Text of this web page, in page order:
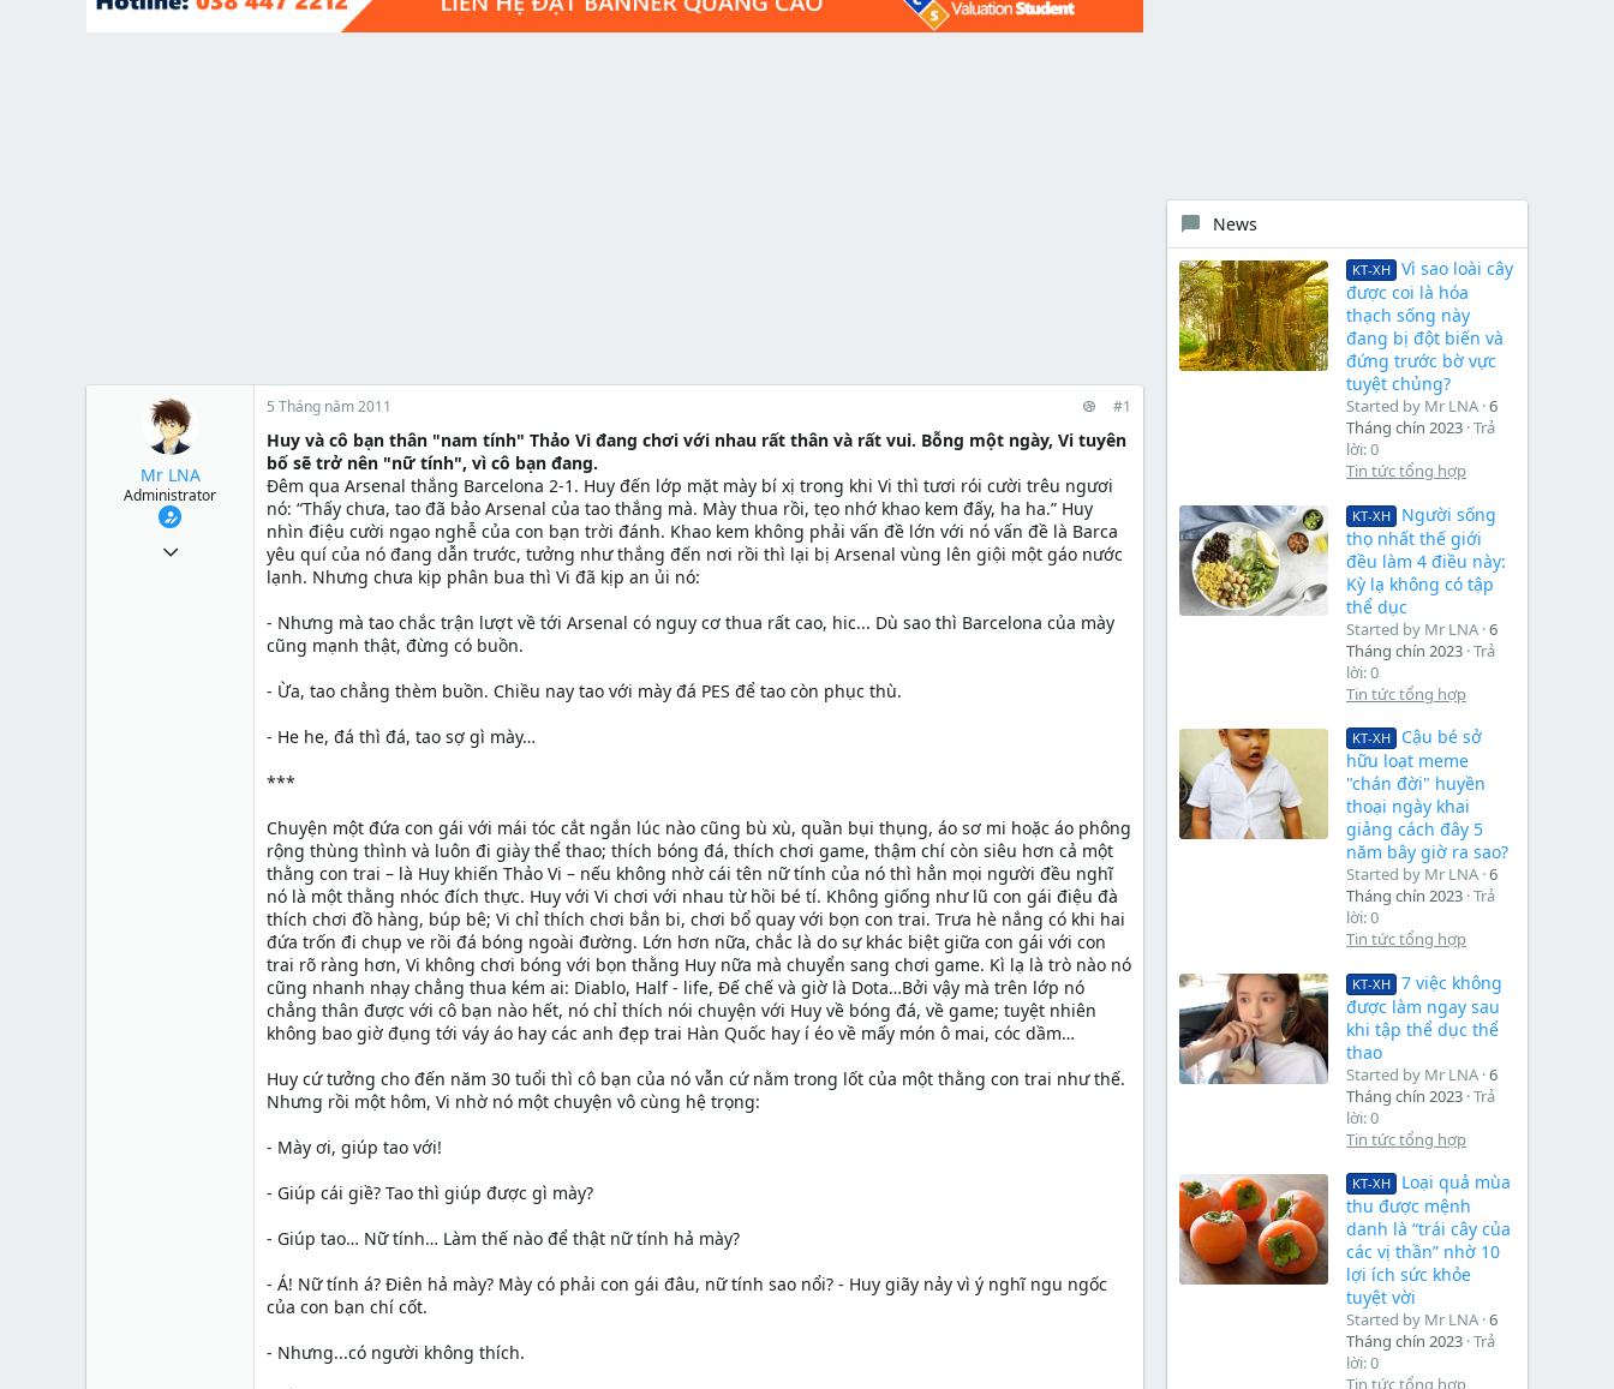
t
Mr LNA
Administrator
5 Tháng năm 2011 #1
Huy và cô bạn thân "nam tính" Thảo Vi đang chơi với nhau rất thân và rất vui. Bỗng một ngày, Vi tuyên
bố sẽ trở nên "nữ tính", vì cô bạn đang.
Đêm qua Arsenal thắng Barcelona 2-1. Huy đến lớp mặt mày bí xị trong khi Vi thì tươi rói cười trêu ngươi
nó: “Thấy chưa, tao đã bảo Arsenal của tao thắng mà. Mày thua rồi, tẹo nhớ khao kem đấy, ha ha.” Huy
nhìn điệu cười ngạo nghễ của con bạn trời đánh. Khao kem không phải vấn đề lớn với nó vấn đề là Barca
yêu quí của nó đang dẫn trước, tưởng như thắng đến nơi rồi thì lại bị Arsenal vùng lên giội một gáo nước
lạnh. Nhưng chưa kịp phân bua thì Vi đã kịp an ủi nó:
- Nhưng mà tao chắc trận lượt về tới Arsenal có nguy cơ thua rất cao, hic... Dù sao thì Barcelona của mày
cũng mạnh thật, đừng có buồn.
- Ừa, tao chẳng thèm buồn. Chiều nay tao với mày đá PES để tao còn phục thù.
- He he, đá thì đá, tao sợ gì mày…
***
Chuyện một đứa con gái với mái tóc cắt ngắn lúc nào cũng bù xù, quần bụi thụng, áo sơ mi hoặc áo phông
rộng thùng thình và luôn đi giày thể thao; thích bóng đá, thích chơi game, thậm chí còn siêu hơn cả một
thằng con trai – là Huy khiến Thảo Vi – nếu không nhờ cái tên nữ tính của nó thì hẳn mọi người đều nghĩ
nó là một thằng nhóc đích thực. Huy với Vi chơi với nhau từ hồi bé tí. Không giống như lũ con gái điệu đà
thích chơi đồ hàng, búp bê; Vi chỉ thích chơi bắn bi, chơi bổ quay với bọn con trai. Trưa hè nắng có khi hai
đứa trốn đi chụp ve rồi đá bóng ngoài đường. Lớn hơn nữa, chắc là do sự khác biệt giữa con gái với con
trai rõ ràng hơn, Vi không chơi bóng với bọn thằng Huy nữa mà chuyển sang chơi game. Kì lạ là trò nào nó
cũng nhanh nhạy chẳng thua kém ai: Diablo, Half - life, Đế chế và giờ là Dota…Bởi vậy mà trên lớp nó
chẳng thân được với cô bạn nào hết, nó chỉ thích nói chuyện với Huy về bóng đá, về game; tuyệt nhiên
không bao giờ đụng tới váy áo hay các anh đẹp trai Hàn Quốc hay í éo về mấy món ô mai, cóc dầm…
Huy cứ tưởng cho đến năm 30 tuổi thì cô bạn của nó vẫn cứ nằm trong lốt của một thằng con trai như thế.
Nhưng rồi một hôm, Vi nhờ nó một chuyện vô cùng hệ trọng:
- Mày ơi, giúp tao với!
- Giúp cái giề? Tao thì giúp được gì mày?
- Giúp tao… Nữ tính… Làm thế nào để thật nữ tính hả mày?
- Á! Nữ tính á? Điên hả mày? Mày có phải con gái đâu, nữ tính sao nổi? - Huy giãy nảy vì ý nghĩ ngu ngốc
của con bạn chí cốt.
- Nhưng...có người không thích.
News
KT-XH
Vì sao loài cây
được coi là hóa
thạch sống này
đang bị đột biến và
đứng trước bờ vực
tuyệt chủng?
Started by Mr LNA 6
Tháng chín 2023 Trả
lời: 0
Tin tức tổng hợp
KT-XH
Người sống
thọ nhất thế giới
đều làm 4 điều này:
Kỳ lạ không có tập
thể dục
Started by Mr LNA 6
Tháng chín 2023 Trả
lời: 0
Tin tức tổng hợp
KT-XH
Cậu bé sở
hữu loạt meme
"chán đời" huyền
thoại ngày khai
giảng cách đây 5
năm bây giờ ra sao?
Started by Mr LNA 6
Tháng chín 2023 Trả
lời: 0
Tin tức tổng hợp
KT-XH
7 việc không
được làm ngay sau
khi tập thể dục thể
thao
Started by Mr LNA 6
Tháng chín 2023 Trả
lời: 0
Tin tức tổng hợp
KT-XH
Loại quả mùa
thu được mệnh
danh là “trái cây của
các vị thần” nhờ 10
lợi ích sức khỏe
tuyệt vời
Started by Mr LNA 6
Tháng chín 2023 Trả
lời: 0
Tin tức tổng hợp